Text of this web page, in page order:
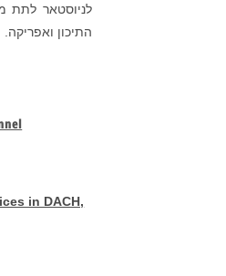
התיכון ואפריקה.
in DACH,